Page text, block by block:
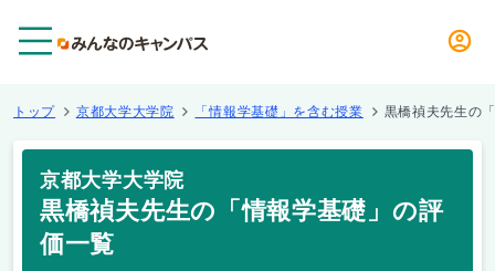
トップ 京都大学大学院 「情報学基礎」を含む授業 黒橋禎夫先生の
京都大学大学院
黒橋禎夫先生の「情報学基礎」の評
価一覧